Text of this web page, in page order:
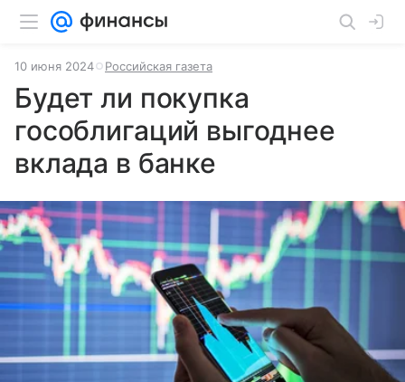
10 июня 2024 Российская газета
Будет ли покупка
гособлигаций выгоднее
вклада в банке